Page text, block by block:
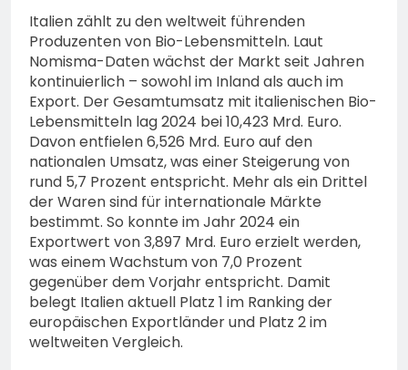
Italien zählt zu den weltweit führenden
Produzenten von Bio-Lebensmitteln. Laut
Nomisma-Daten wächst der Markt seit Jahren
kontinuierlich – sowohl im Inland als auch im
Export. Der Gesamtumsatz mit italienischen Bio-
Lebensmitteln lag 2024 bei 10,423 Mrd. Euro.
Davon entfielen 6,526 Mrd. Euro auf den
nationalen Umsatz, was einer Steigerung von
rund 5,7 Prozent entspricht. Mehr als ein Drittel
der Waren sind für internationale Märkte
bestimmt. So konnte im Jahr 2024 ein
Exportwert von 3,897 Mrd. Euro erzielt werden,
was einem Wachstum von 7,0 Prozent
gegenüber dem Vorjahr entspricht. Damit
belegt Italien aktuell Platz 1 im Ranking der
europäischen Exportländer und Platz 2 im
weltweiten Vergleich.